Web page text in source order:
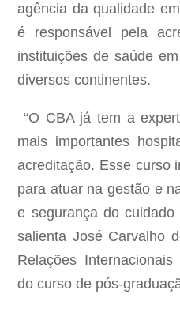
agência da qualidade
é responsável pela
instituições de saúde
diversos continentes.
“O CBA já tem a
mais importantes
acreditação. Esse curso
para atuar na gestão e
e segurança do cuidado
salienta José Carvalho
Relações
do curso de pós-